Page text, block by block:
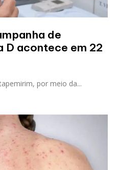
de
D acontece em 22
por meio da...